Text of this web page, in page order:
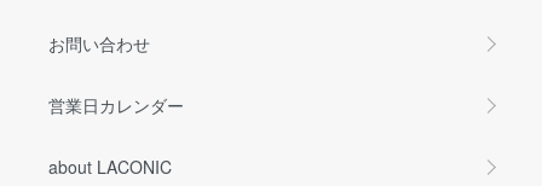
お問い合わせ
営業日カレンダー
about LACONIC